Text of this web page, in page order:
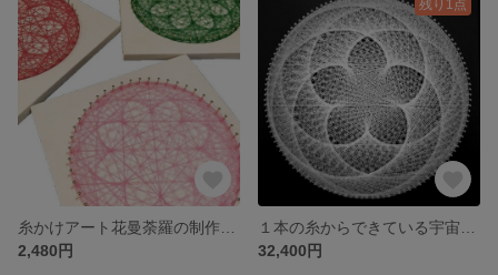
2,480円
残り1点
32,400円